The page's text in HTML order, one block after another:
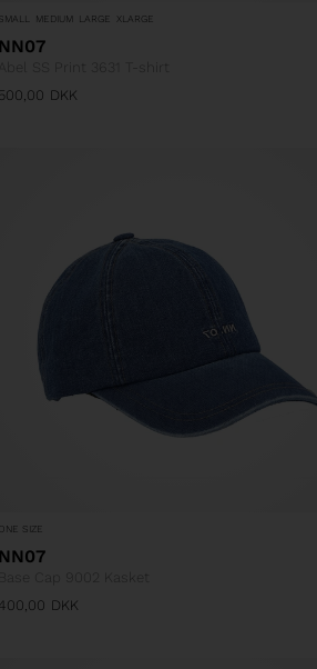
SMALL MEDIUM LARGE XLARGE
NN07
500,00 DKK
ONE SIZE
NN07
Base Cap 9002 Kasket
400,00 DKK